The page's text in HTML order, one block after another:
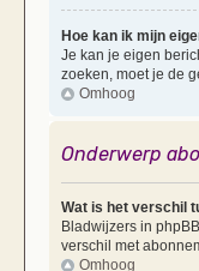
Hoe kan ik mijn
Je kan je eigen
zoeken, moet je de
Omhoog
Onderwerp
Wat is het verschil
Bladwijzers in
verschil met
Omhoog